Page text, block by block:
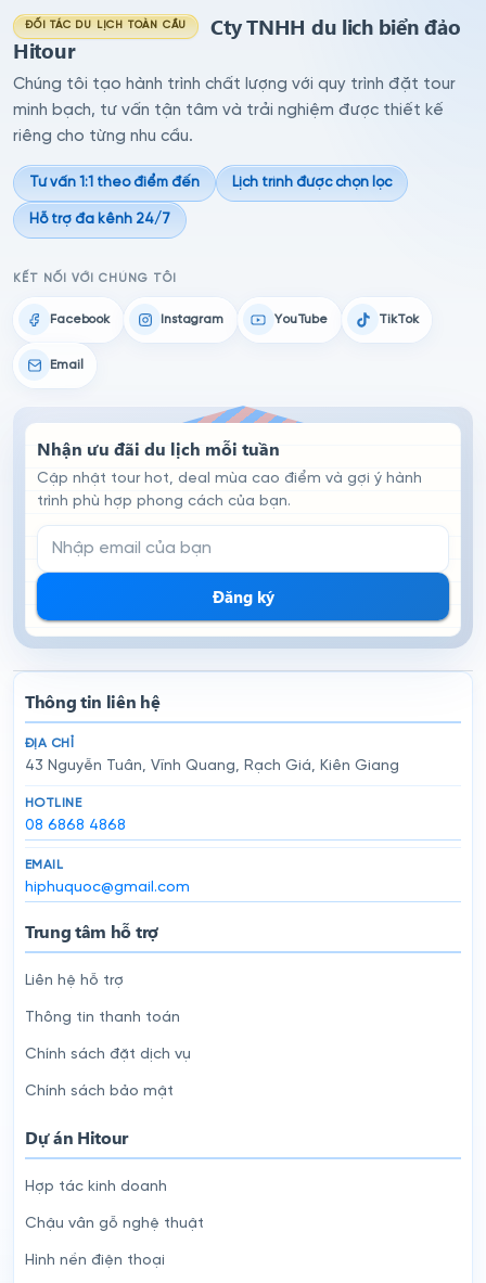
ĐỐI TÁC DU LỊCH TOÀN CẦU
Cty TNHH du lich biển đảo
Hitour
Chúng tôi tạo hành trình chất lượng với quy trình đặt tour
minh bạch, tư vấn tận tâm và trải nghiệm được thiết kế
riêng cho từng nhu cầu.
Tư vấn 1:1 theo điểm đến Lịch trình được chọn lọc
Hỗ trợ đa kênh 24/7
KẾT NỐI VỚI CHÚNG TÔI
Facebook Instagram YouTube TikTok
Email
Nhận ưu đãi du lịch mỗi tuần
Cập nhật tour hot, deal mùa cao điểm và gợi ý hành
trình phù hợp phong cách của bạn.
Email đăng ký nhận tin
Đăng ký
Thông tin liên hệ
ĐỊA CHỈ
43 Nguyễn Tuân, Vĩnh Quang, Rạch Giá, Kiên Giang
HOTLINE
08 6868 4868
EMAIL
hiphuquoc@gmail.com
Trung tâm hỗ trợ
Liên hệ hỗ trợ
Thông tin thanh toán
Chính sách đặt dịch vụ
Chính sách bảo mật
Dự án Hitour
Hợp tác kinh doanh
Chậu vân gỗ nghệ thuật
Hình nền điện thoại